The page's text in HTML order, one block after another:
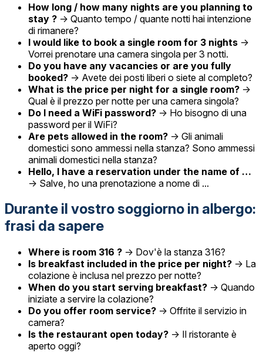
How long / how many nights are you planning to
stay ? → Quanto tempo / quante notti hai intenzione
di rimanere?
I would like to book a single room for 3 nights →
Vorrei prenotare una camera singola per 3 notti.
Do you have any vacancies or are you fully
booked? → Avete dei posti liberi o siete al completo?
What is the price per night for a single room? →
Qual è il prezzo per notte per una camera singola?
Do I need a WiFi password? → Ho bisogno di una
password per il WiFi?
Are pets allowed in the room? → Gli animali
domestici sono ammessi nella stanza? Sono ammessi
animali domestici nella stanza?
Hello, I have a reservation under the name of …
→ Salve, ho una prenotazione a nome di ...
Durante il vostro soggiorno in albergo:
frasi da sapere
Where is room 316 ? → Dov'è la stanza 316?
Is breakfast included in the price per night? → La
colazione è inclusa nel prezzo per notte?
When do you start serving breakfast? → Quando
iniziate a servire la colazione?
Do you offer room service? → Offrite il servizio in
camera?
Is the restaurant open today? → Il ristorante è
aperto oggi?